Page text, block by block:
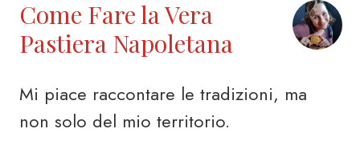
Come Fare la Vera
Pastiera Napoletana
Mi piace raccontare le tradizioni, ma
non solo del mio territorio.